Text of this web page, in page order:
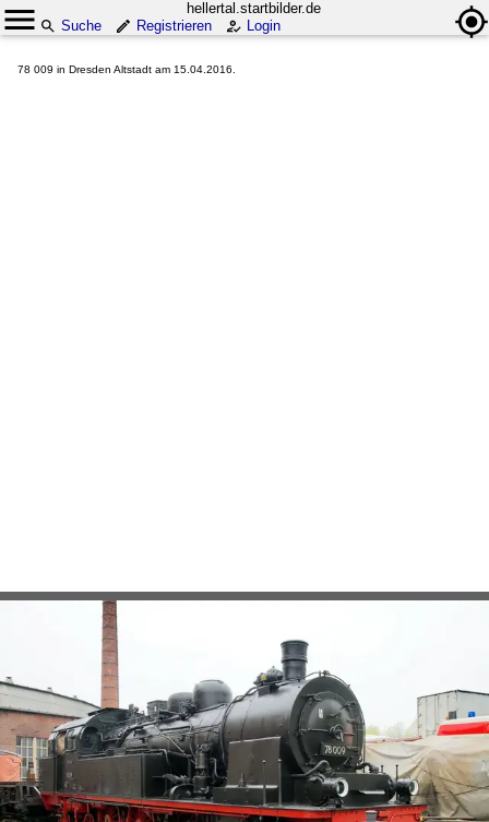
hellertal.startbilder.de
Suche
Registrieren Login
78 009 in Dresden Altstadt am 15.04.2016.